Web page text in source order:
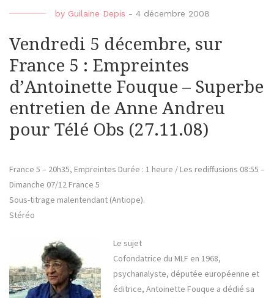
by Guilaine Depis - 4 décembre 2008
Vendredi 5 décembre, sur
France 5 : Empreintes
d’Antoinette Fouque – Superbe
entretien de Anne Andreu
pour Télé Obs (27.11.08)
France 5 – 20h35, Empreintes Durée : 1 heure / Les rediffusions 08:55 –
Dimanche 07/12 France 5
Sous-titrage malentendant (Antiope).
Stéréo
Le sujet
Cofondatrice du MLF en 1968,
psychanalyste, députée européenne et
éditrice, Antoinette Fouque a dédié sa